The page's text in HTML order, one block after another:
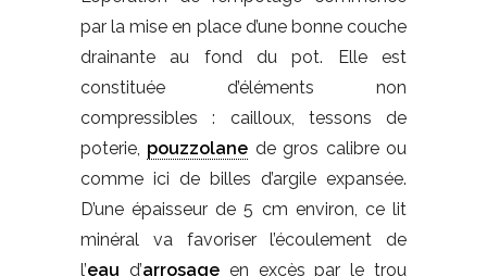
par la mise en place d’une bonne couche
drainante au fond du pot. Elle est
constituée d’éléments non
compressibles : cailloux, tessons de
poterie, pouzzolane de gros calibre ou
comme ici de billes d’argile expansée.
D’une épaisseur de 5 cm environ, ce lit
minéral va favoriser l’écoulement de
l’eau d’arrosageen excès par le trou